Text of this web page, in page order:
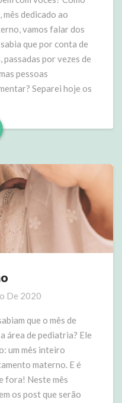
dedicado ao
vamos falar dos
que por conta de
por vezes de
pessoas
Separei hoje os
De 2020
que o mês de
área de pediatria? Ele
um mês inteiro
materno. E é
fora! Neste mês
os post que serão